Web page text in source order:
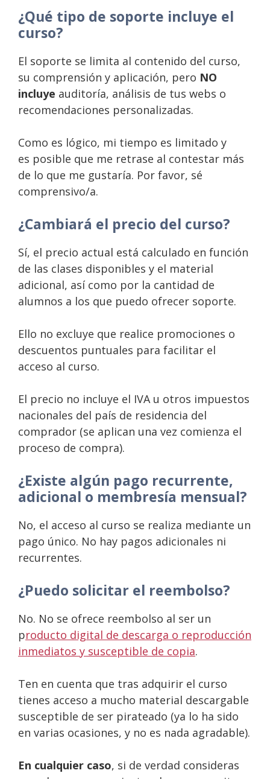
¿Qué tipo de soporte incluye el
curso?
El soporte se limita al contenido del curso,
su comprensión y aplicación, pero NO
incluye auditoría, análisis de tus webs o
recomendaciones personalizadas.
Como es lógico, mi tiempo es limitado y
es posible que me retrase al contestar más
de lo que me gustaría. Por favor, sé
comprensivo/a.
¿Cambiará el precio del curso?
Sí, el precio actual está calculado en función
de las clases disponibles y el material
adicional, así como por la cantidad de
alumnos a los que puedo ofrecer soporte.
Ello no excluye que realice promociones o
descuentos puntuales para facilitar el
acceso al curso.
El precio no incluye el IVA u otros impuestos
nacionales del país de residencia del
comprador (se aplican una vez comienza el
proceso de compra).
¿Existe algún pago recurrente,
adicional o membresía mensual?
No, el acceso al curso se realiza mediante un
pago único. No hay pagos adicionales ni
recurrentes.
¿Puedo solicitar el reembolso?
No. No se ofrece reembolso al ser un
producto digital de descarga o reproducción
inmediatos y susceptible de copia.
Ten en cuenta que tras adquirir el curso
tienes acceso a mucho material descargable
susceptible de ser pirateado (ya lo ha sido
en varias ocasiones, y no es nada agradable).
En cualquier caso, si de verdad consideras